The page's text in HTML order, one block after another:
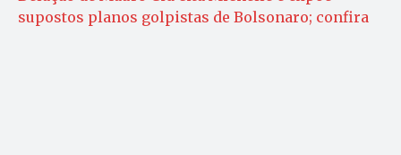
supostos planos golpistas de Bolsonaro; confira